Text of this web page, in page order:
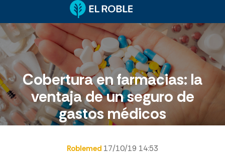
Cobertura en farmacias: la
ventaja de un seguro de
gastos médicos
Roblemed 17/10/19 14:53